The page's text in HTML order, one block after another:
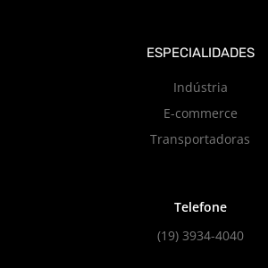
ESPECIALIDADES
Indústria
E-commerce
Transportadoras
Telefone
(19) 3934-4040